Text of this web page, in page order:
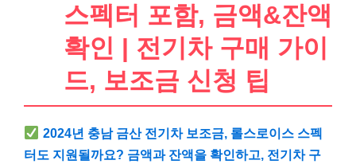
스펙터 포함, 금액&잔액
확인 | 전기차 구매 가이
드, 보조금 신청 팁
2024년 충남 금산 전기차 보조금, 롤스로이스 스펙
터도 지원될까요? 금액과 잔액을 확인하고, 전기차 구